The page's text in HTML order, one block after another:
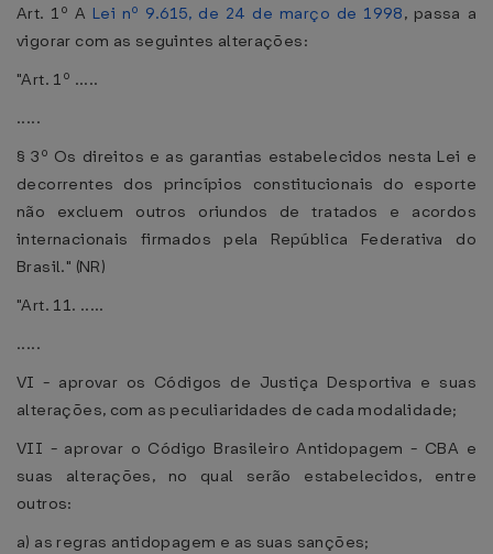
Art. 1º A Lei nº 9.615, de 24 de março de 1998, passa a
vigorar com as seguintes alterações:
"Art. 1º .....
.....
§ 3º Os direitos e as garantias estabelecidos nesta Lei e
decorrentes dos princípios constitucionais do esporte
não excluem outros oriundos de tratados e acordos
internacionais firmados pela República Federativa do
Brasil." (NR)
"Art. 11. .....
.....
VI - aprovar os Códigos de Justiça Desportiva e suas
alterações, com as peculiaridades de cada modalidade;
VII - aprovar o Código Brasileiro Antidopagem - CBA e
suas alterações, no qual serão estabelecidos, entre
outros:
a) as regras antidopagem e as suas sanções;